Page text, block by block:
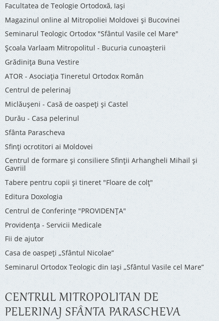
Facultatea de Teologie Ortodoxă, Iaşi
Magazinul online al Mitropoliei Moldovei și Bucovinei
Seminarul Teologic Ortodox "Sfântul Vasile cel Mare"
Şcoala Varlaam Mitropolitul - Bucuria cunoaşterii
Grădinița Buna Vestire
ATOR - Asociaţia Tineretul Ortodox Român
Centrul de pelerinaj
Miclăușeni - Casă de oaspeţi şi Castel
Durău - Casa pelerinul
Sfânta Parascheva
Sfinți ocrotitori ai Moldovei
Centrul de formare și consiliere Sfinții Arhangheli Mihail și
Gavriil
Tabere pentru copii şi tineret "Floare de colţ"
Editura Doxologia
Centrul de Conferinţe "PROVIDENŢA"
Providenţa - Servicii Medicale
Fii de ajutor
Casa de oaspeți „Sfântul Nicolae”
Seminarul Ortodox Teologic din Iași „Sfântul Vasile cel Mare”
CENTRUL MITROPOLITAN DE
PELERINAJ SFÂNTA PARASCHEVA